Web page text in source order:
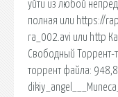
уйти из любой
полная или https://
ra_002.avi или http
Свободный Торрент-
торрент файла: